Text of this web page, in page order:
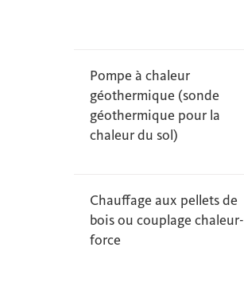
Pompe à chaleur
géothermique (sonde
géothermique pour la
chaleur du sol)
Chauffage aux pellets de
bois ou couplage chaleur-
force